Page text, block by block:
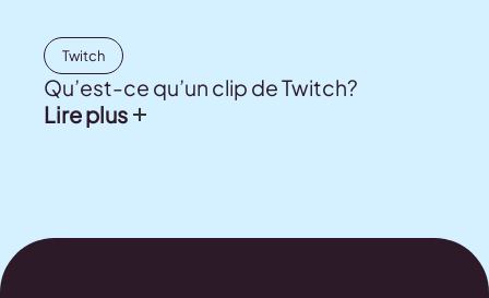
Twitch
Qu’est-ce qu’un clip de Twitch?
Lire plus